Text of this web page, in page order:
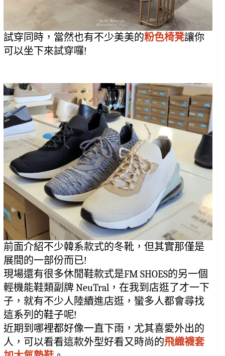
試穿同時，當然也有不少美美的粉色椅凳讓你
可以坐下來試穿囉!
前面介紹不少韓系款式的冬靴，但其實那僅是
展間的一部份而已!
現場還有很多休閒鞋款式是FM SHOES的另一個
輕機能鞋類副牌 NeuTral，在我到店逛了才一下
子，就有不少人陸續進店逛，蠻多人都會尋找
這系列的鞋子呢!
近期到哪裡都好像一直下雨，尤其喜愛外出的
人，可以看看這款外型好看又時尚的飛織襪套